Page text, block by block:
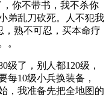
你不带书，我不杀你
弟乱刀砍死。人不犯我
熟不可忍，买本命疗
。
了，别人都120级，
每10级小兵换装备，
，我准备先把全地图的